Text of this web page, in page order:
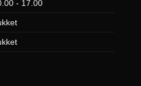
- 17.00